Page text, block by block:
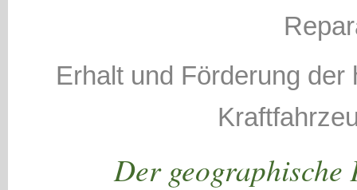
Erhalt und Förderung
Der geographische